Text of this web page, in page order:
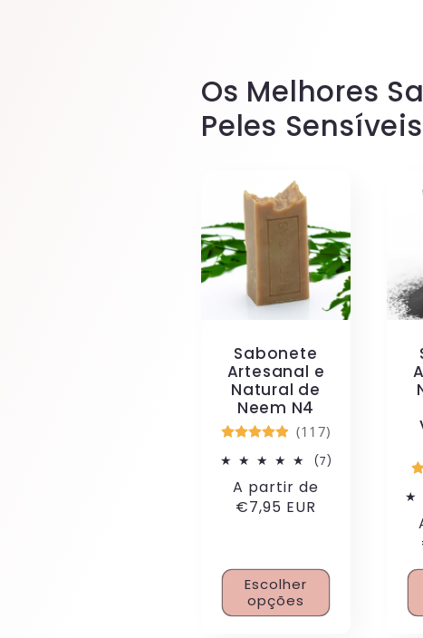
Os Melhores
Peles
Sabonete
Artesanal e
Natural de
Neem N4
(117)
(7)
Preço
normal
A partir de
€7,95 EUR
Escolher
opções